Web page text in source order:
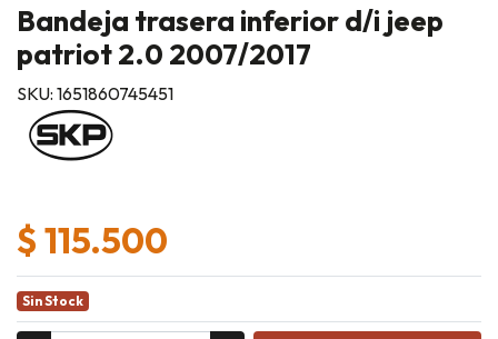
Bandeja trasera inferior d/i jeep
patriot 2.0 2007/2017
SKU: 1651860745451
$ 115.500
Sin Stock